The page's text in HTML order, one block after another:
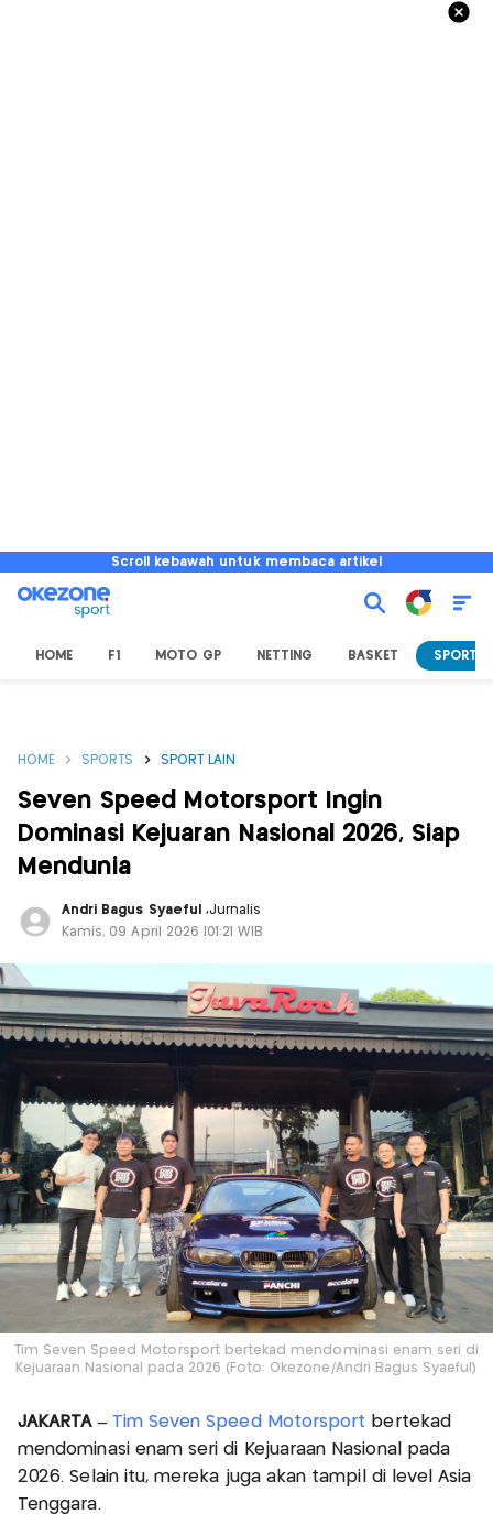
Scroll kebawah untuk membaca artikel
HOME F1 MOTO GP NETTING BASKET SPORT
HOME SPORTS SPORT LAIN
Seven Speed Motorsport Ingin
Dominasi Kejuaran Nasional 2026, Siap
Mendunia
Andri Bagus Syaeful ,Jurnalis
Kamis, 09 April 2026 |01:21 WIB
Tim Seven Speed Motorsport bertekad mendominasi enam seri di
Kejuaraan Nasional pada 2026 (Foto: Okezone/Andri Bagus Syaeful)
JAKARTA – Tim Seven Speed Motorsport bertekad
mendominasi enam seri di Kejuaraan Nasional pada
2026. Selain itu, mereka juga akan tampil di level Asia
Tenggara.